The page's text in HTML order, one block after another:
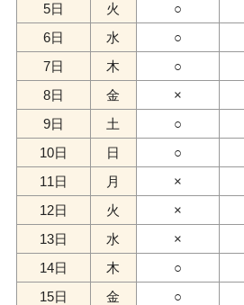
5日
火 ○
6日
水 ○
7日
木 ○
8日
金 ×
9日
土 ○
10日
日 ○
11日
月 ×
12日
火 ×
13日
水 ×
14日
木 ○
15日
金 ○